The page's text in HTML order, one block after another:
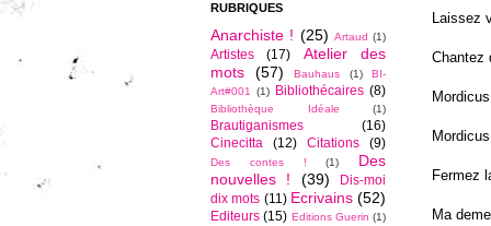
Laissez
Chantez
Fermez
Ma
RUBRIQUES
Anarchiste ! (25) Artaud (1)
Artistes (17)
Atelier des
mots
(57) Bauhaus (1)
BI-
Art#001 (1) Bibliothécaires (8)
Bibliothèque Idéale (1)
Brautiganismes
(16)
Cinecitta
(12) Citations (9)
Des contes ! (1)
Des
nouvelles !
(39)
Dis-moi
dix mots (11) Ecrivains (52)
Editeurs (15) Editions Guerin (1)